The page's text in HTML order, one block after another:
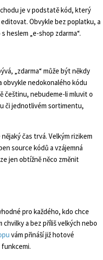
je v podstatě kód, který
Obvykle bez poplatku, a
heslem „e-shop zdarma“.
„zdarma“ může být někdy
obvykle nedokonalého kódu
češtinu, nebudeme-li mluvit o
či jednotlivém sortimentu,
čas trvá. Velkým rizikem
source kódů a vzájemná
jen obtížně něco změnit
pro každého, kdo chce
a bez příliš velkých nebo
vám přináší již hotové